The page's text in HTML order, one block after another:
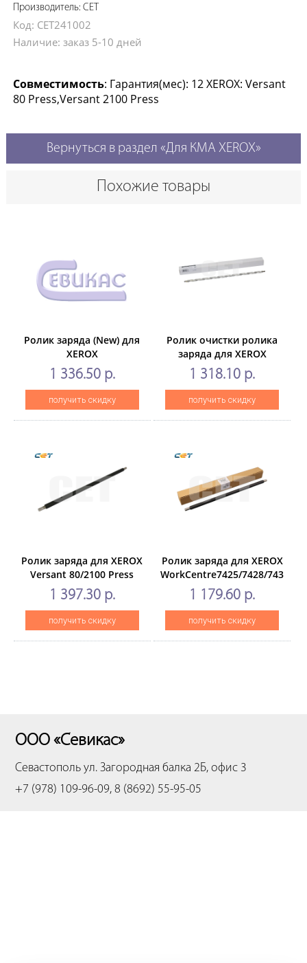
Производитель: CET
Код: CET241002
Наличие: заказ 5-10 дней
Совместимость: Гарантия(мес): 12 XEROX: Versant
80 Press,Versant 2100 Press
Вернуться в раздел «Для КМА XEROX»
Похожие товары
Ролик заряда (New) для
XEROX
WorkCentre7525/7535/7830/7428/7435
(CET), CET251018
1 336.50 р.
получить скидку
Ролик очистки ролика
заряда для XEROX
VersaLinkC7020/7000/7030
(CET), 126500 стр.,
CET241006
1 318.10 р.
получить скидку
Ролик заряда для XEROX
Versant 80/2100 Press
(CET),CET7962
1 397.30 р.
получить скидку
Ролик заряда для XEROX
WorkCentre7425/7428/7435/
(CET), CET7922
1 179.60 р.
получить скидку
ООО «Севикас»
Севастополь ул. Загородная балка 2Б, офис 3
+7 (978) 109-96-09, 8 (8692) 55-95-05